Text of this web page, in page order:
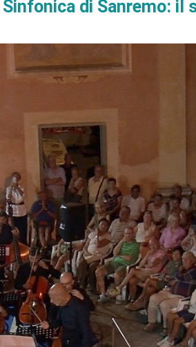
di Sanremo: il